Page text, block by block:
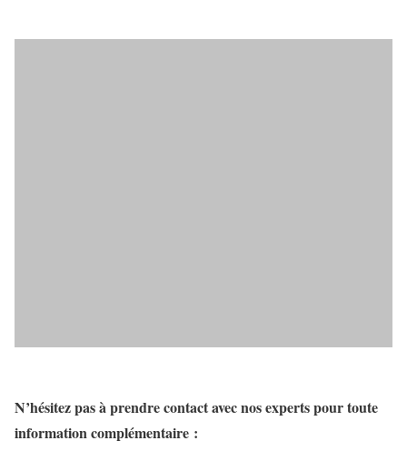
N’hésitez pas à prendre contact avec nos experts pour toute
information complémentaire :